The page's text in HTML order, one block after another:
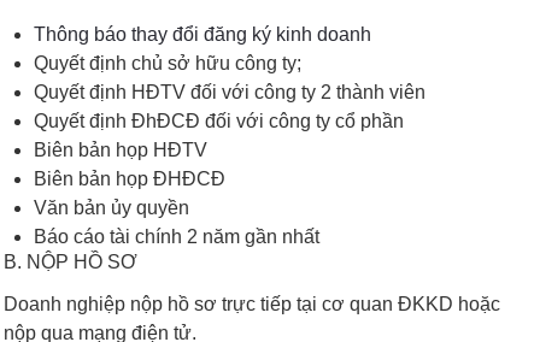
Thông báo thay đổi đăng ký kinh doanh
Quyết định chủ sở hữu công ty;
Quyết định HĐTV đối với công ty 2 thành viên
Quyết định ĐhĐCĐ đối với công ty cổ phần
Biên bản họp HĐTV
Biên bản họp ĐHĐCĐ
Văn bản ủy quyền
Báo cáo tài chính 2 năm gần nhất
B. NỘP HỒ SƠ
Doanh nghiệp nộp hồ sơ trực tiếp tại cơ quan ĐKKD hoặc
nộp qua mạng điện tử.